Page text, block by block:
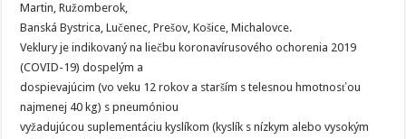
Martin, Ružomberok,
Banská Bystrica, Lučenec, Prešov, Košice, Michalovce.
Veklury je indikovaný na liečbu koronavírusového ochorenia 2019
(COVID-19) dospelým a
dospievajúcim (vo veku 12 rokov a starším s telesnou hmotnosťou
najmenej 40 kg) s pneumóniou
vyžadujúcou suplementáciu kyslíkom (kyslík s nízkym alebo vysokým